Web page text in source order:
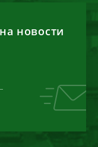
новости